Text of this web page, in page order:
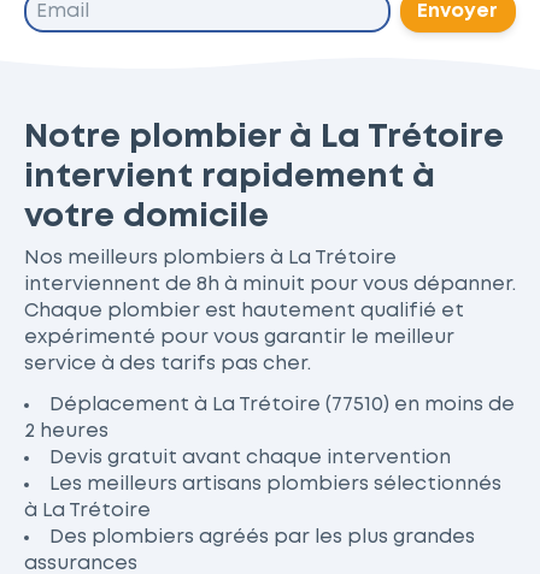
Envoyer
Notre plombier à La Trétoire
intervient rapidement à
votre domicile
Nos meilleurs plombiers à La Trétoire
interviennent de 8h à minuit pour vous dépanner.
Chaque plombier est hautement qualifié et
expérimenté pour vous garantir le meilleur
service à des tarifs pas cher.
Déplacement à La Trétoire (77510) en moins de
2 heures
Devis gratuit avant chaque intervention
Les meilleurs artisans plombiers sélectionnés
à La Trétoire
Des plombiers agréés par les plus grandes
assurances